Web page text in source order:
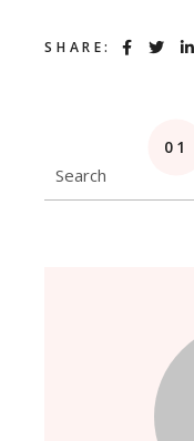
SHARE:
DER
01
Search
for: